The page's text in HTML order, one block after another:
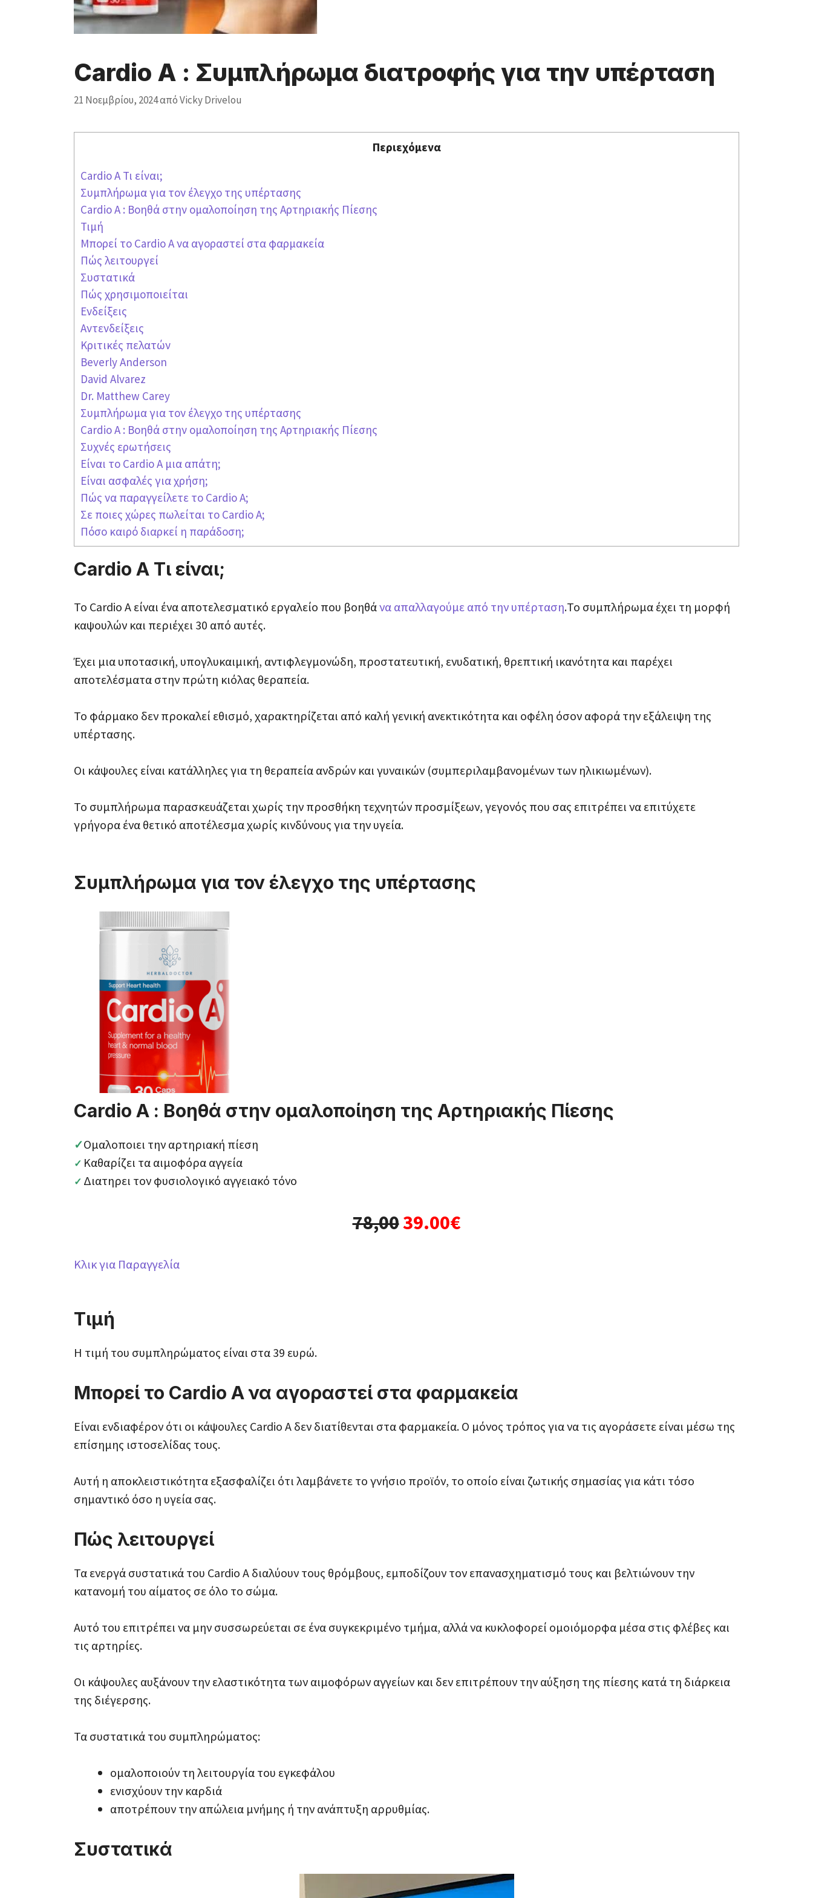
Cardio A : Συμπλήρωμα διατροφής για την υπέρταση
21 Νοεμβρίου, 2024απόVicky Drivelou
Περιεχόμενα
Cardio A Τι είναι;
Συμπλήρωμα για τον έλεγχο της υπέρτασης
Cardio A : Βοηθά στην ομαλοποίηση της Αρτηριακής Πίεσης
Τιμή
Μπορεί το Cardio A να αγοραστεί στα φαρμακεία
Πώς λειτουργεί
Συστατικά
Πώς χρησιμοποιείται
Ενδείξεις
Αντενδείξεις
Κριτικές πελατών
Beverly Anderson
David Alvarez
Dr. Matthew Carey
Συμπλήρωμα για τον έλεγχο της υπέρτασης
Cardio A : Βοηθά στην ομαλοποίηση της Αρτηριακής Πίεσης
Συχνές ερωτήσεις
Είναι το Cardio A μια απάτη;
Είναι ασφαλές για χρήση;
Πώς να παραγγείλετε το Cardio A;
Σε ποιες χώρες πωλείται το Cardio A;
Πόσο καιρό διαρκεί η παράδοση;
Cardio A Τι είναι;
Το Cardio A είναι ένα αποτελεσματικό εργαλείο που βοηθάνα απαλλαγούμε από την υπέρταση.Το συμπλήρωμα έχει τη μορφή
καψουλών και περιέχει 30 από αυτές.
Έχει μια υποτασική, υπογλυκαιμική, αντιφλεγμονώδη, προστατευτική, ενυδατική, θρεπτική ικανότητα και παρέχει
αποτελέσματα στην πρώτη κιόλας θεραπεία.
Το φάρμακο δεν προκαλεί εθισμό, χαρακτηρίζεται από καλή γενική ανεκτικότητα και οφέλη όσον αφορά την εξάλειψη της
υπέρτασης.
Οι κάψουλες είναι κατάλληλες για τη θεραπεία ανδρών και γυναικών (συμπεριλαμβανομένων των ηλικιωμένων).
Το συμπλήρωμα παρασκευάζεται χωρίς την προσθήκη τεχνητών προσμίξεων, γεγονός που σας επιτρέπει να επιτύχετε
γρήγορα ένα θετικό αποτέλεσμα χωρίς κινδύνους για την υγεία.
Συμπλήρωμα για τον έλεγχο της υπέρτασης
Cardio A : Βοηθά στην ομαλοποίηση της Αρτηριακής Πίεσης
✓Ομαλοποιει την αρτηριακή πίεση
✓ Καθαρίζει τα αιμοφόρα αγγεία
✓ Διατηρει τον φυσιολογικό αγγειακό τόνο
78,0039.00€
Κλικ για Παραγγελία
Τιμή
Η τιμή του συμπληρώματος είναι στα 39 ευρώ.
Μπορεί το Cardio A να αγοραστεί στα φαρμακεία
Είναι ενδιαφέρον ότι οι κάψουλες Cardio A δεν διατίθενται στα φαρμακεία. Ο μόνος τρόπος για να τις αγοράσετε είναι μέσω της
επίσημης ιστοσελίδας τους.
Αυτή η αποκλειστικότητα εξασφαλίζει ότι λαμβάνετε το γνήσιο προϊόν, το οποίο είναι ζωτικής σημασίας για κάτι τόσο
σημαντικό όσο η υγεία σας.
Πώς λειτουργεί
Τα ενεργά συστατικά του Cardio A διαλύουν τους θρόμβους, εμποδίζουν τον επανασχηματισμό τους και βελτιώνουν την
κατανομή του αίματος σε όλο το σώμα.
Αυτό του επιτρέπει να μην συσσωρεύεται σε ένα συγκεκριμένο τμήμα, αλλά να κυκλοφορεί ομοιόμορφα μέσα στις φλέβες και
τις αρτηρίες.
Οι κάψουλες αυξάνουν την ελαστικότητα των αιμοφόρων αγγείων και δεν επιτρέπουν την αύξηση της πίεσης κατά τη διάρκεια
της διέγερσης.
Τα συστατικά του συμπληρώματος:
ομαλοποιούν τη λειτουργία του εγκεφάλου
ενισχύουν την καρδιά
αποτρέπουν την απώλεια μνήμης ή την ανάπτυξη αρρυθμίας.
Συστατικά